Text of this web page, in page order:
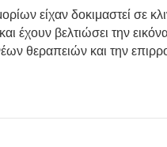
είχαν δοκιμαστεί σε
έχουν βελτιώσει την
θεραπειών και την